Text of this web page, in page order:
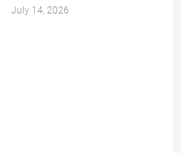
July 14, 2026